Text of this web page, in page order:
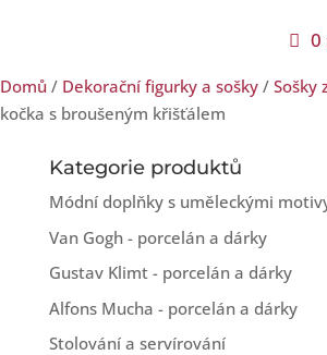
0
Domů / Dekorační figurky a sošky / Sošky
kočka s broušeným křišťálem
Kategorie produktů
Módní doplňky s uměleckými
Van Gogh - porcelán a dárky
Gustav Klimt - porcelán a dárky
Alfons Mucha - porcelán a dárky
Stolování a servírování